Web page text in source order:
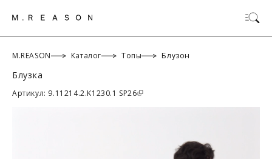
M.REASON Каталог Топы Блузон
Блузка
Артикул: 9.11214.2.K1230.1 SP26